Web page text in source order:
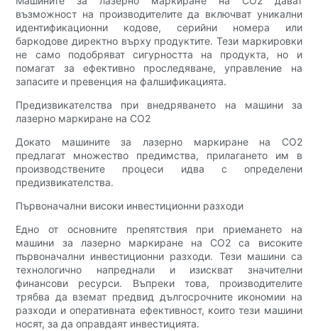
възможност на производителите да включват уникални
идентификационни кодове, серийни номера или
баркодове директно върху продуктите. Тези маркировки
не само подобряват сигурността на продукта, но и
помагат за ефективно проследяване, управление на
запасите и превенция на фалшификацията.
Предизвикателства при внедряването на машини за
лазерно маркиране на CO2
Докато машините за лазерно маркиране на CO2
предлагат множество предимства, прилагането им в
производствените процеси идва с определени
предизвикателства.
Първоначални високи инвестиционни разходи
Едно от основните препятствия при приемането на
машини за лазерно маркиране на CO2 са високите
първоначални инвестиционни разходи. Тези машини са
технологично напреднали и изискват значителни
финансови ресурси. Въпреки това, производителите
трябва да вземат предвид дългосрочните икономии на
разходи и оперативната ефективност, които тези машини
носят, за да оправдаят инвестицията.